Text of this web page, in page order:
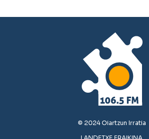
© 2024 Oiartzun Irratia